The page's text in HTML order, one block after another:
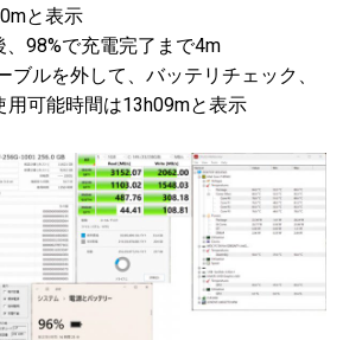
と表示
、98%で充電完了まで4m
ブルを外して、バッテリチェック、
用可能時間は13h09mと表示